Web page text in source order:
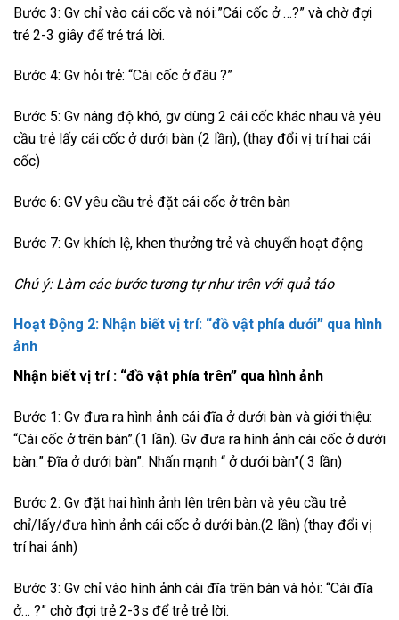
Bước 3: Gv chỉ vào cái cốc và nói:”Cái cốc ở …?” và chờ đợi
trẻ 2-3 giây để trẻ trả lời.
Bước 4: Gv hỏi trẻ: “Cái cốc ở đâu ?”
Bước 5: Gv nâng độ khó, gv dùng 2 cái cốc khác nhau và yêu
cầu trẻ lấy cái cốc ở dưới bàn (2 lần), (thay đổi vị trí hai cái
cốc)
Bước 6: GV yêu cầu trẻ đặt cái cốc ở trên bàn
Bước 7: Gv khích lệ, khen thưởng trẻ và chuyển hoạt động
Chú ý: Làm các bước tương tự như trên với quả táo
Hoạt Động 2: Nhận biết vị trí: “đồ vật phía dưới” qua hình
ảnh
Nhận biết vị trí : “đồ vật phía trên” qua hình ảnh
Bước 1: Gv đưa ra hình ảnh cái đĩa ở dưới bàn và giới thiệu:
“Cái cốc ở trên bàn”.(1 lần). Gv đưa ra hình ảnh cái cốc ở dưới
bàn:” Đĩa ở dưới bàn”. Nhấn mạnh “ ở dưới bàn”( 3 lần)
Bước 2: Gv đặt hai hình ảnh lên trên bàn và yêu cầu trẻ
chỉ/lấy/đưa hình ảnh cái cốc ở dưới bàn.(2 lần) (thay đổi vị
trí hai ảnh)
Bước 3: Gv chỉ vào hình ảnh cái đĩa trên bàn và hỏi: “Cái đĩa
ở… ?” chờ đợi trẻ 2-3s để trẻ trẻ lời.